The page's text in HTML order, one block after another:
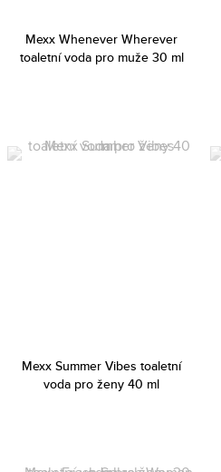
Mexx Whenever Wherever
toaletní voda pro muže 30 ml
Mexx Summer Vibes toaletní
voda pro ženy 40 ml